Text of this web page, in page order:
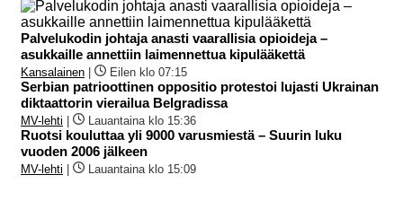
Palvelukodin johtaja anasti vaarallisia opioideja –
asukkaille annettiin laimennettua kipulääkettä
Kansalainen Eilen klo 07:15
Serbian patrioottinen oppositio protestoi lujasti Ukrainan
diktaattorin vierailua Belgradissa
MV-lehti Lauantaina klo 15:36
Ruotsi kouluttaa yli 9000 varusmiestä – Suurin luku
vuoden 2006 jälkeen
MV-lehti Lauantaina klo 15:09